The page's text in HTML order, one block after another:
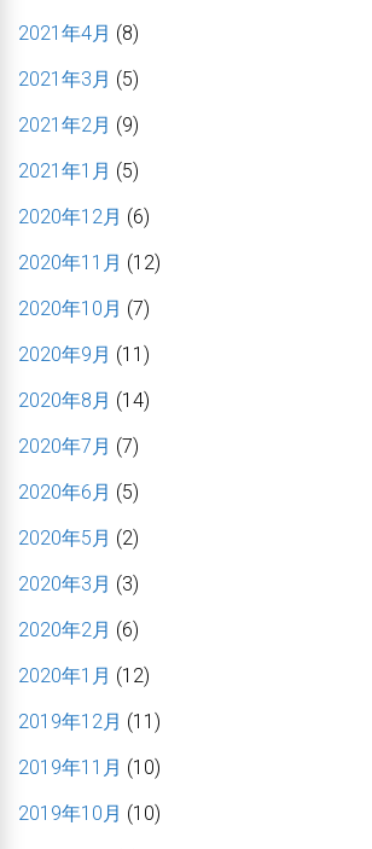
2021年4月 (8)
2021年3月 (5)
2021年2月 (9)
2021年1月 (5)
2020年12月 (6)
2020年11月 (12)
2020年10月 (7)
2020年9月 (11)
2020年8月 (14)
2020年7月 (7)
2020年6月 (5)
2020年5月 (2)
2020年3月 (3)
2020年2月 (6)
2020年1月 (12)
2019年12月 (11)
2019年11月 (10)
2019年10月 (10)